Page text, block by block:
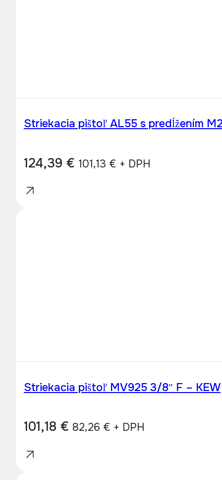
Striekacia pištoľ AL55 s predĺžením
124,39 € 101,13 € + DPH
Striekacia pištoľ MV925 3/8″ F – KEW
101,18 € 82,26 € + DPH